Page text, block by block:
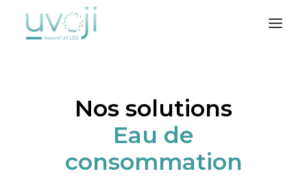
Nos solutions
Eau de
consommation